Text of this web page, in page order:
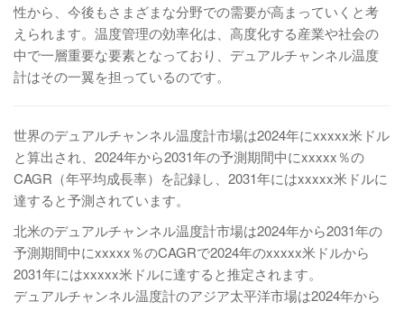
性から、今後もさまざまな分野での需要が高まっていくと考
えられます。温度管理の効率化は、高度化する産業や社会の
中で一層重要な要素となっており、デュアルチャンネル温度
計はその一翼を担っているのです。
世界のデュアルチャンネル温度計市場は2024年にxxxxx米ドル
と算出され、2024年から2031年の予測期間中にxxxxx％の
CAGR（年平均成長率）を記録し、2031年にはxxxxx米ドルに
達すると予測されています。
北米のデュアルチャンネル温度計市場は2024年から2031年の
予測期間中にxxxxx％のCAGRで2024年のxxxxx米ドルから
2031年にはxxxxx米ドルに達すると推定されます。
デュアルチャンネル温度計のアジア太平洋市場は2024年から